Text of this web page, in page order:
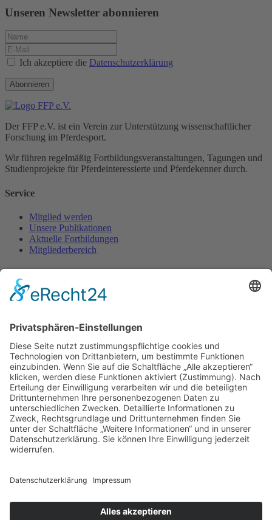
Unseren Newsletter abonnieren
Ich akzeptiere die Datenschutzerklärung
Abonnieren
Der FFP e.V. ist ein Verein zur Unterstützung wissenschaftlicher
Forschung im Pferdesport.
Wir führen regelmäßig Fortbildungs­veranstaltungen, Tagungen und
Studienprojekte für Pferde­interessierte und Pferde­kenner durch.
Service
Mitglied werden
Unsere Publikationen
Aktuelle Fortbildungen
Mitgliederbereich
FFP e.V.
52428 Jülich
Fon. 02461-340 430
Diese E-Mail-Adresse ist vor Spambots geschützt! Zur Anzeige
muss JavaScript eingeschaltet sein.
www.ffp-ev.de
Bankverbindung
Sparkasse Essen
DE69 3605 0105 0006 4637 98
Online-Bestellung oder -Anmeldung widerrufen